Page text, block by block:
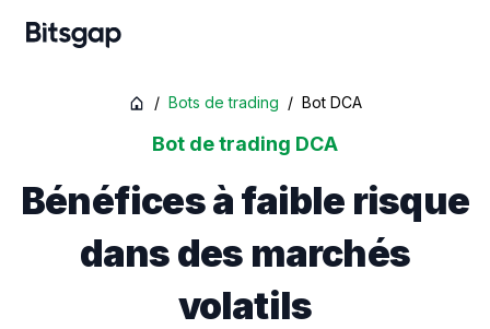
/ Bots de trading / Bot DCA
Bot de trading DCA
Bénéfices à faible risque
dans des marchés
volatils